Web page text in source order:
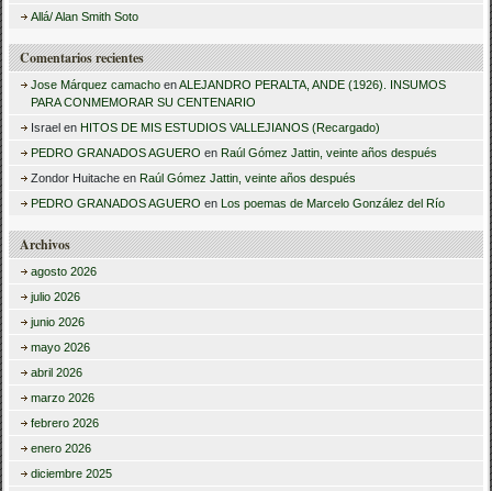
Allá/ Alan Smith Soto
Comentarios recientes
Jose Márquez camacho enALEJANDRO PERALTA, ANDE (1926). INSUMOS
PARA CONMEMORAR SU CENTENARIO
Israel en HITOS DE MIS ESTUDIOS VALLEJIANOS (Recargado)
PEDRO GRANADOS AGUERO en Raúl Gómez Jattin, veinte años después
Zondor Huitache en Raúl Gómez Jattin, veinte años después
PEDRO GRANADOS AGUERO en Los poemas de Marcelo González del Río
Archivos
agosto 2026
julio 2026
junio 2026
mayo 2026
abril 2026
marzo 2026
febrero 2026
enero 2026
diciembre 2025